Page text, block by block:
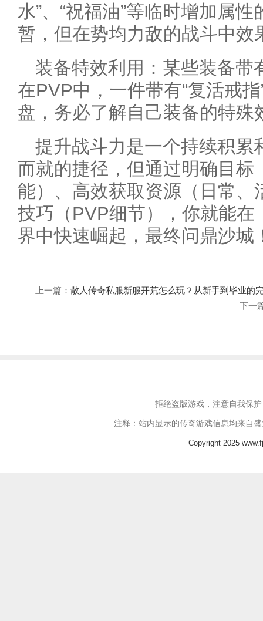
水”、“祝福油”等临时增加属
暂，但在势均力敌的战斗中效
装备特效利用：某些装备带
在PVP中，一件带有“复活戒
盘，务必了解自己装备的特殊
提升战斗力是一个持续积累
而就的捷径，但通过明确目标
能）、高效获取资源（日常、
技巧（PVP细节），你就能
界中快速崛起，最终问鼎沙城
上一篇： 散人传奇私服新服开荒怎么玩？从新手到毕业的
下一
拒绝盗版游戏，注意自我保
注释：站内显示的传奇游戏信息均来自
Copyright 2025